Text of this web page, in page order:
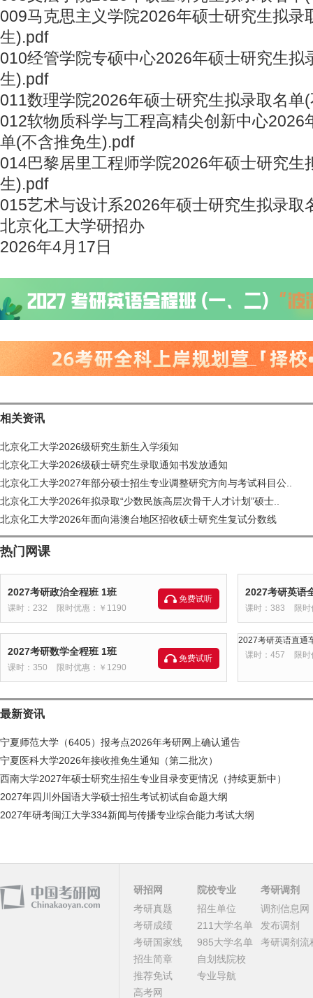
009马克思主义学院2026年硕士研究生拟录
生).pdf
010经管学院专硕中心2026年硕士研究生拟
生).pdf
011数理学院2026年硕士研究生拟录取名单
012软物质科学与工程高精尖创新中心2026
单(不含推免生).pdf
014巴黎居里工程师学院2026年硕士研究生
生).pdf
015艺术与设计系2026年硕士研究生拟录取
北京化工大学研招办
2026年4月17日
相关资讯
北京化工大学2026级研究生新生入学须知
北京化工大学2026级硕士研究生录取通知书发放通知
北京化工大学2027年部分硕士招生专业调整研究方向与考试科目公..
北京化工大学2026年拟录取“少数民族高层次骨干人才计划”硕士..
北京化工大学2026年面向港澳台地区招收硕士研究生复试分数线
热门网课
2027考研政治全程班 1班
课时：232 限时优惠：￥1190
免费试听
2027考研英语
课时：383 限
2027考研数学全程班 1班
课时：350 限时优惠：￥1290
免费试听
2027考研英语直通
课时：457
限
最新资讯
宁夏师范大学（6405）报考点2026年考研网上确认通告
宁夏医科大学2026年接收推免生通知（第二批次）
西南大学2027年硕士研究生招生专业目录变更情况（持续更新中）
2027年四川外国语大学硕士招生考试初试自命题大纲
2027年研考闽江大学334新闻与传播专业综合能力考试大纲
研招网
考研真题
考研成绩
考研国家线
招生简章
推荐免试
高考网
院校专业
招生单位
211大学名单
985大学名单
自划线院校
专业导航
考研调剂
调剂信息网
发布调剂
考研调剂流